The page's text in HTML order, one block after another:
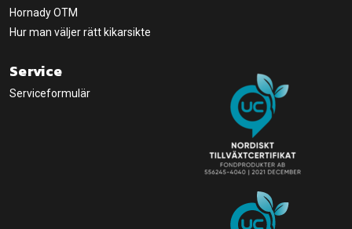
Hornady OTM
Hur man väljer rätt kikarsikte
Service
Serviceformulär